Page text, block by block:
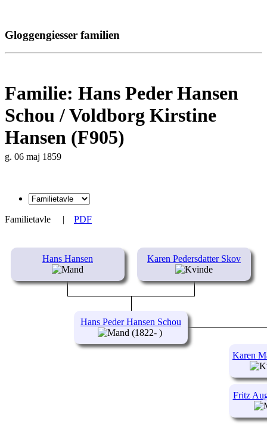
Gloggengiesser familien
Familie: Hans Peder Hansen
Schou / Voldborg Kirstine
Hansen (F905)
g. 06 maj 1859
Familietavle | PDF
Hans Hansen Karen Pedersdatter Skov
Hans Peder Hansen Schou
(1822- )
Karen
Fritz